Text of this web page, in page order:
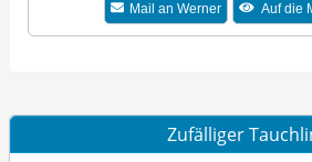
Mail an Werner Auf die
Zufälliger